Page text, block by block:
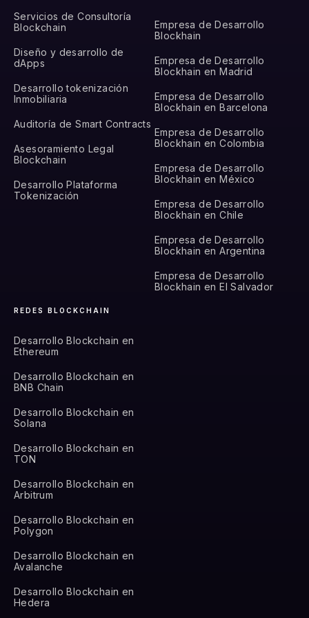
Servicios de Consultoría
Blockchain
Diseño y desarrollo de
dApps
Desarrollo tokenización
Inmobiliaria
Auditoría de Smart Contracts
Asesoramiento Legal
Blockchain
Desarrollo Plataforma
Tokenización
Empresa de Desarrollo
Blockhain
Empresa de Desarrollo
Blockhain en Madrid
Empresa de Desarrollo
Blockhain en Barcelona
Empresa de Desarrollo
Blockhain en Colombia
Empresa de Desarrollo
Blockhain en México
Empresa de Desarrollo
Blockhain en Chile
Empresa de Desarrollo
Blockhain en Argentina
Empresa de Desarrollo
Blockhain en El Salvador
REDES BLOCKCHAIN
Desarrollo Blockchain en
Ethereum
Desarrollo Blockchain en
BNB Chain
Desarrollo Blockchain en
Solana
Desarrollo Blockchain en
TON
Desarrollo Blockchain en
Arbitrum
Desarrollo Blockchain en
Polygon
Desarrollo Blockchain en
Avalanche
Desarrollo Blockchain en
Hedera